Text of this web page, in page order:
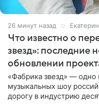
26 минут назад
Что известно о
звезд»: последние
обновлении
«Фабрика звезд» —
музыкальных шоу
дорогу в индустрию